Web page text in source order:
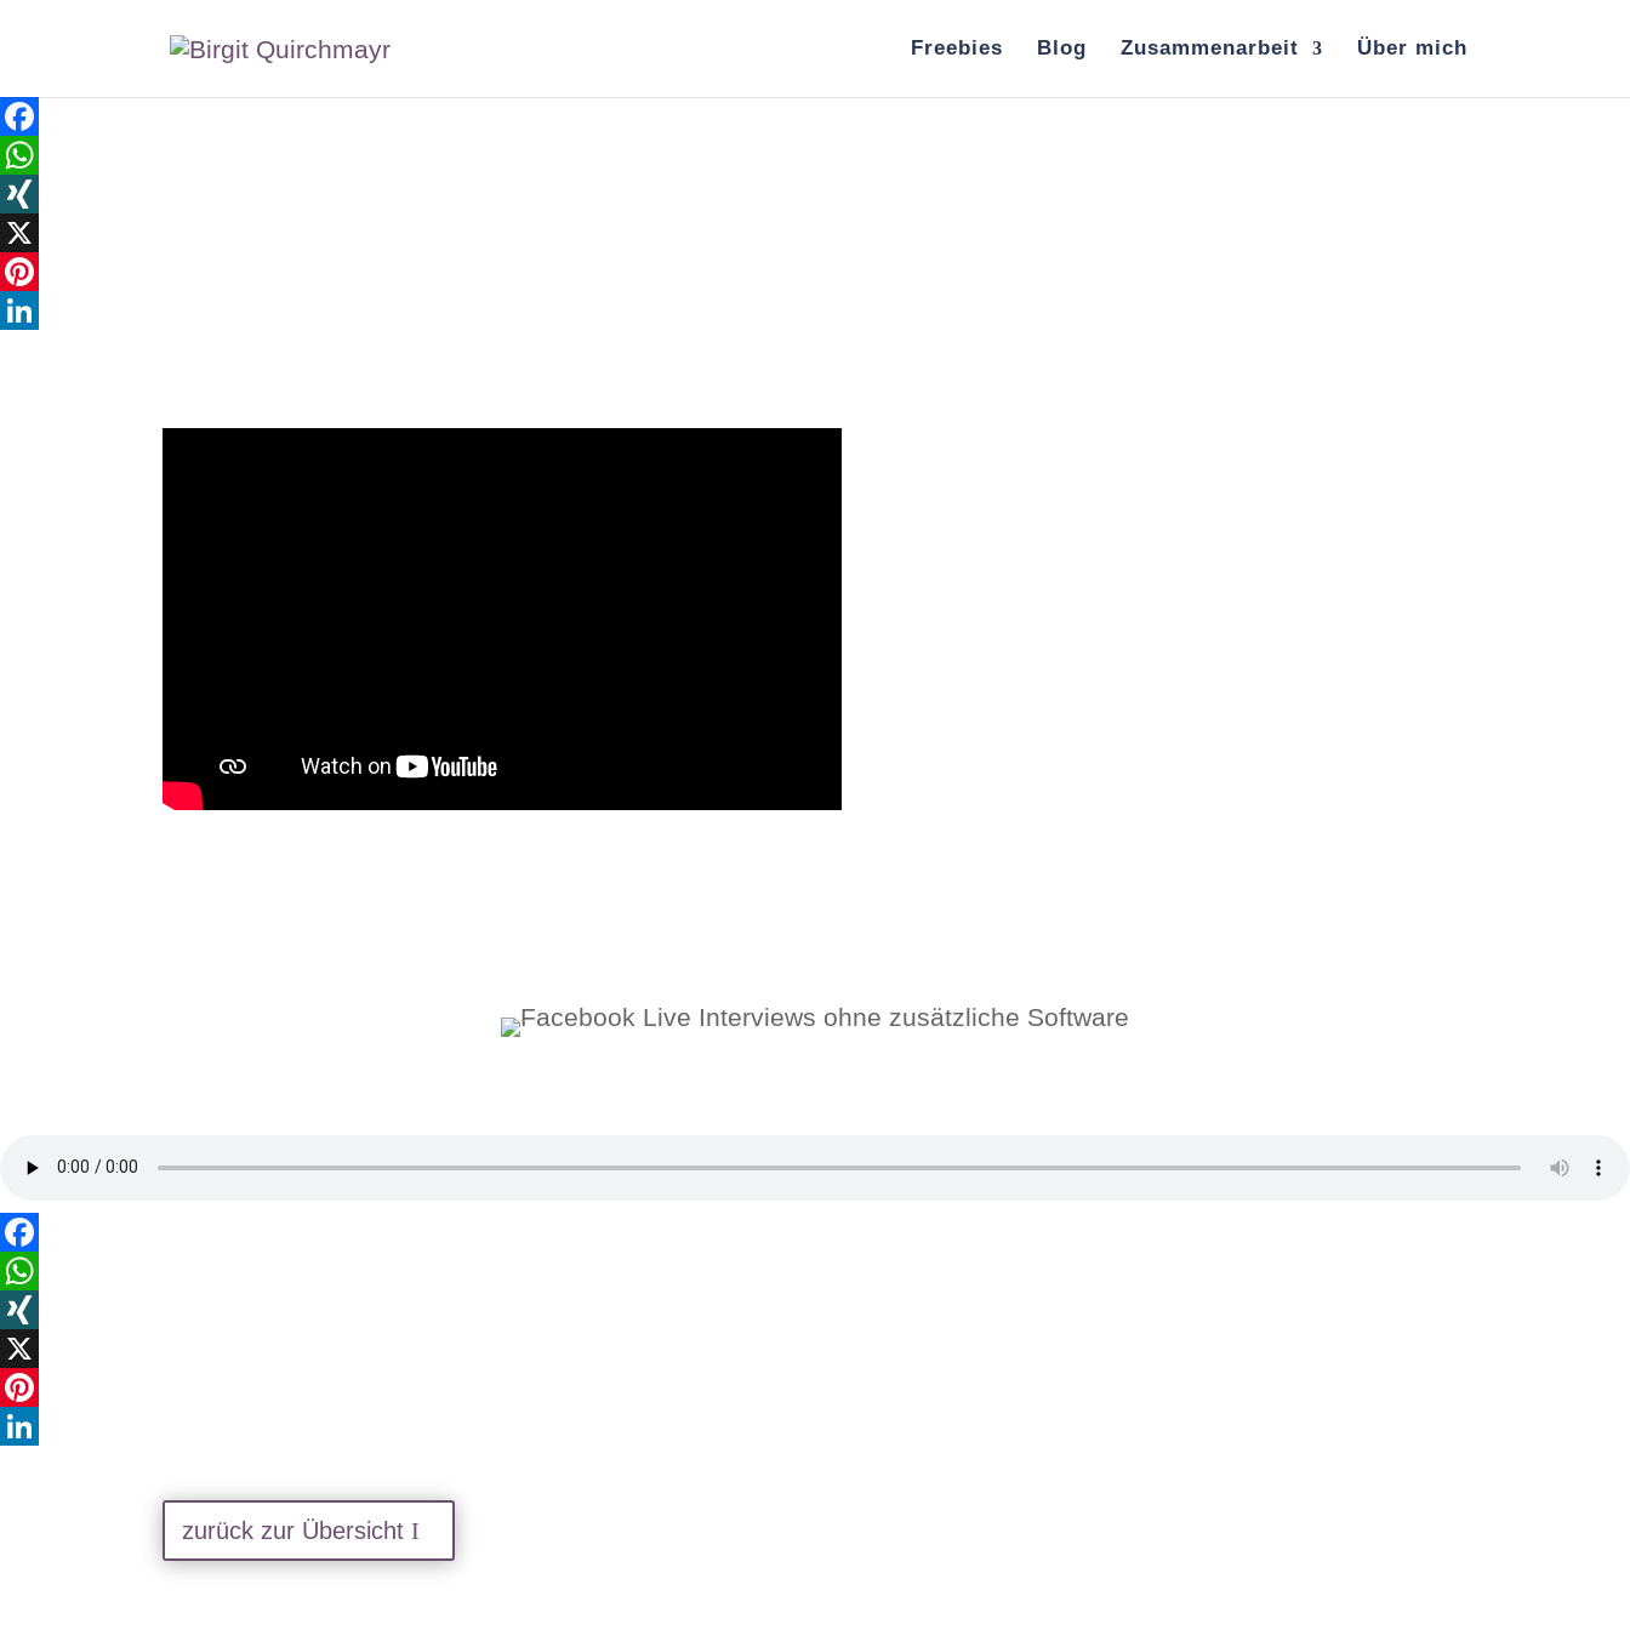
Freebies Blog Zusammenarbeit Über mich
Facebook
WhatsApp
XING
X
Pinterest
Facebook
WhatsApp
XING
X
Pinterest
zurück zur Übersicht